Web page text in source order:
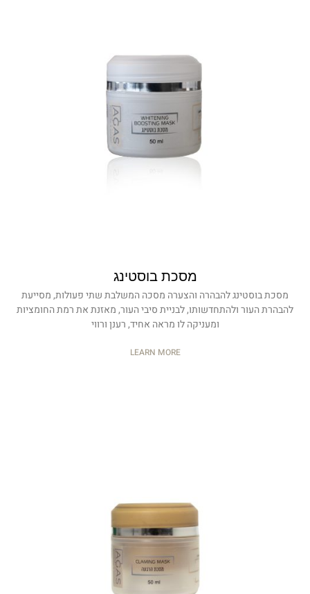
מסכת בוסטינג
מסכת בוסטינג להבהרה והצערה מסכה המשלבת שתי פעולות, מסייעת
להבהרת העור ולהתחדשותו, לבניית סיבי העור, מאזנת את רמת החומציות
ומעניקה לו מראה אחיד, רענן ורווי
LEARN MORE